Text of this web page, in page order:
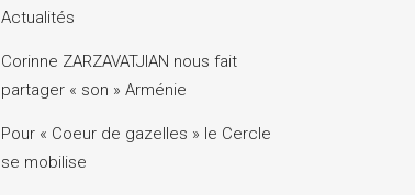
Actualités
Corinne ZARZAVATJIAN nous fait
partager « son » Arménie
Pour « Coeur de gazelles » le Cercle
se mobilise